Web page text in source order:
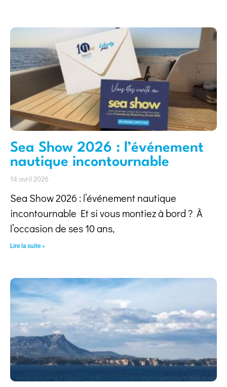
Sea Show 2026 : l’événement
nautique incontournable
14 avril 2026
Sea Show 2026 : l’événement nautique
incontournable Et si vous montiez à bord ? À
l’occasion de ses 10 ans,
Lire la suite »